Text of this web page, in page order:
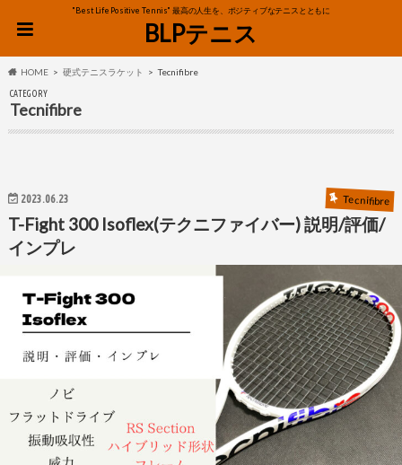
"Best Life Positive Tennis" 最高の人生を、ポジティブなテニスとともに
BLPテニス
HOME 硬式テニスラケット Tecnifibre
CATEGORY
Tecnifibre
2023.06.23 Tecnifibre
T-Fight 300 Isoflex(テクニファイバー) 説明/評価/
インプレ